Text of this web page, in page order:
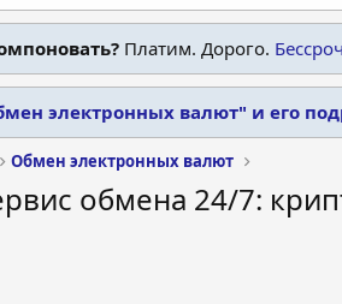
Платим. Дорого.
электронных валют" и его
Обмен электронных валют
обмена 24/7: